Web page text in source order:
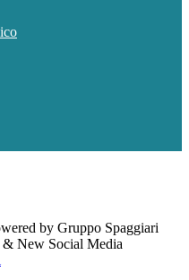
by Gruppo Spaggiari
New Social Media